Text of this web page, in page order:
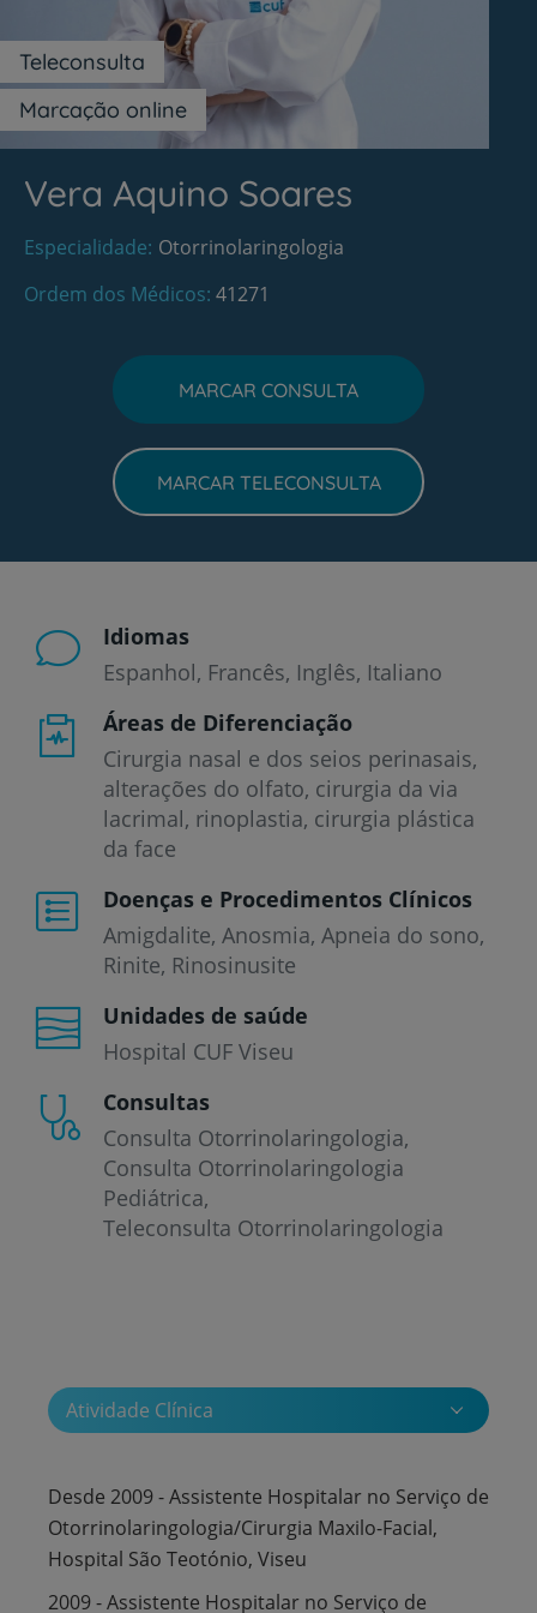
Marcação online
Teleconsulta
Vera Aquino Soares
Especialidade Otorrinolaringologia
Ordem dos Médicos 41271
MARCAR CONSULTA
MARCAR TELECONSULTA
Idiomas
Espanhol Francês Inglês Italiano
Áreas de Diferenciação
Cirurgia nasal e dos seios perinasais,
alterações do olfato, cirurgia da via
lacrimal, rinoplastia, cirurgia plástica
da face
Doenças e Procedimentos Clínicos
Amigdalite Anosmia Apneia do sono
Rinite Rinosinusite
Unidades de saúde
Hospital CUF Viseu
Consultas
Consulta Otorrinolaringologia
Consulta Otorrinolaringologia
Pediátrica
Teleconsulta Otorrinolaringologia
Atividade Clínica
Desde 2009 - Assistente Hospitalar no Serviço de
Otorrinolaringologia/Cirurgia Maxilo-Facial,
Hospital São Teotónio, Viseu
2009 - Assistente Hospitalar no Serviço de